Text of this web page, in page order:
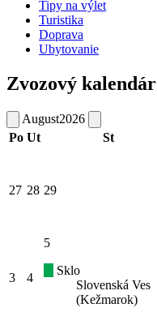
Tipy na výlet
Turistika
Doprava
Ubytovanie
Zvozový kalendár
August2026
Po Ut St
27 28 29
3 4
5
Sklo
Slovenská Ves
(Kežmarok)